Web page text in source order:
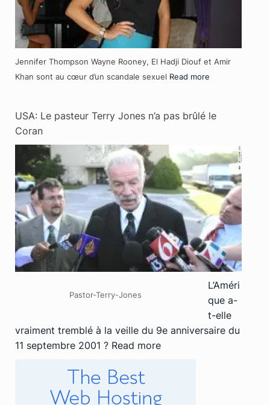
Jennifer Thompson Wayne Rooney, El Hadji Diouf et Amir
Khan sont au cœur d’un scandale sexuel Read more
USA: Le pasteur Terry Jones n’a pas brûlé le
Coran
Pastor-Terry-Jones
L’Améri
que a-
t-elle
vraiment tremblé à la veille du 9e anniversaire du
11 septembre 2001 ? Read more